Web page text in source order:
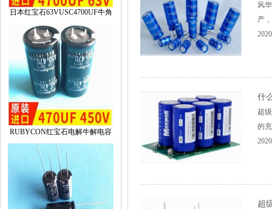
日本红宝石63VUSC4700UF牛角
RUBYCON红宝石电解牛解电容
风
产
什
超
的
超